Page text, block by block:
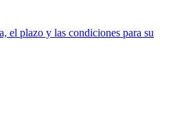
el plazo y las condiciones para su